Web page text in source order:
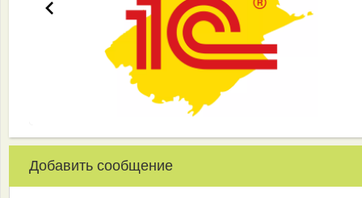
Добавить сообщение